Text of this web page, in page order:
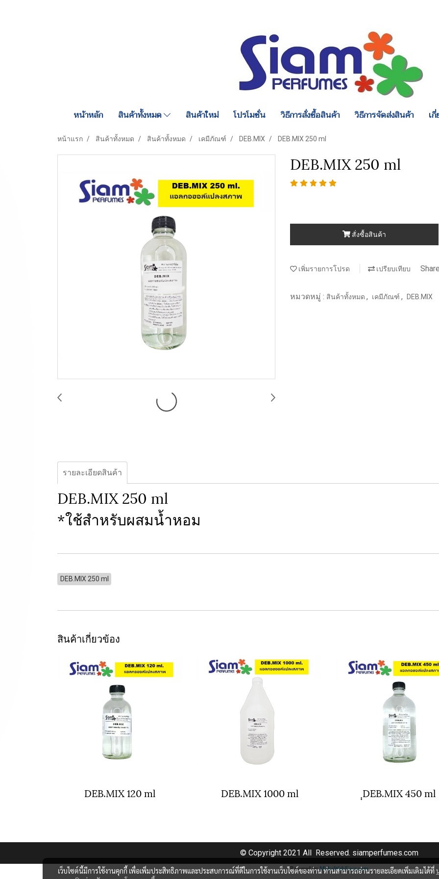
หน้าหลัก สินค้าทั้งหมด สินค้าใหม่ โปรโมชั่น วิธีการสั่งซื้อสินค้า วิธีการจัดส่งสินค้า เ
หน้าแรก สินค้าทั้งหมด สินค้าทั้งหมด เคมีภัณฑ์ DEB.MIX DEB.MIX 250 ml
DEB.MIX 250 ml
สั่งซื้อสินค้า
เพิ่มรายการโปรด เปรียบเทียบ
หมวดหมู่ : สินค้าทั้งหมด , เคมีภัณฑ์ , DEB.MIX
รายละเอียดสินค้า
DEB.MIX 250 ml
*ใช้สำหรับผสมน้ำหอม
DEB.MIX 250 ml
สินค้าเกี่ยวข้อง
DEB.MIX 120 ml DEB.MIX 1000 ml ฺฺDEB.MIX 450 ml
© Copyright 2021 All Reserved. siamperfumes.com
Powered byMakeWebEasy.com
เว็บไซต์นี้มีการใช้งานคุกกี้ เพื่อเพิ่มประสิทธิภาพและประสบการณ์ที่ดีในการใช้งานเว็บไซต์ของท่าน ท่านสามารถอ่านรายละเอียดเพิ่มเติมได้ที่